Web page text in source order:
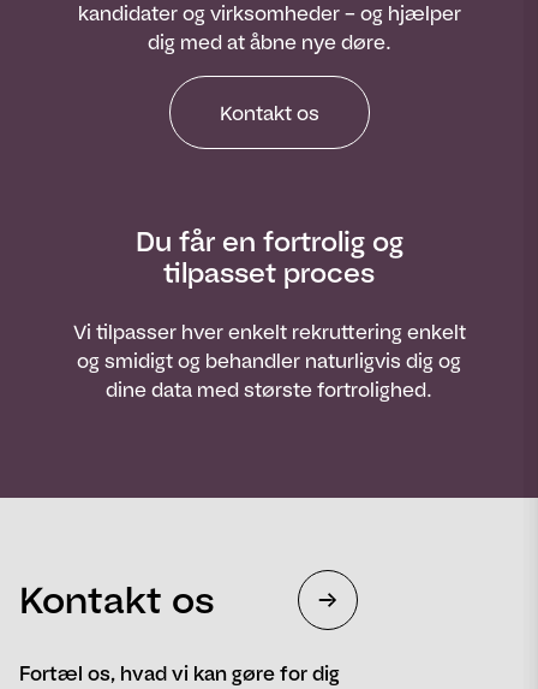
kandidater og virksomheder – og hjælper
dig med at åbne nye døre.
Kontakt os
Du får en fortrolig og
tilpasset proces
Vi tilpasser hver enkelt rekruttering enkelt
og smidigt og behandler naturligvis dig og
dine data med største fortrolighed.
Kontakt os
Fortæl os, hvad vi kan gøre for dig